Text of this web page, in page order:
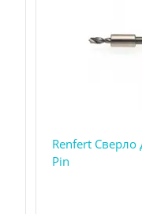
Renfert
Pin